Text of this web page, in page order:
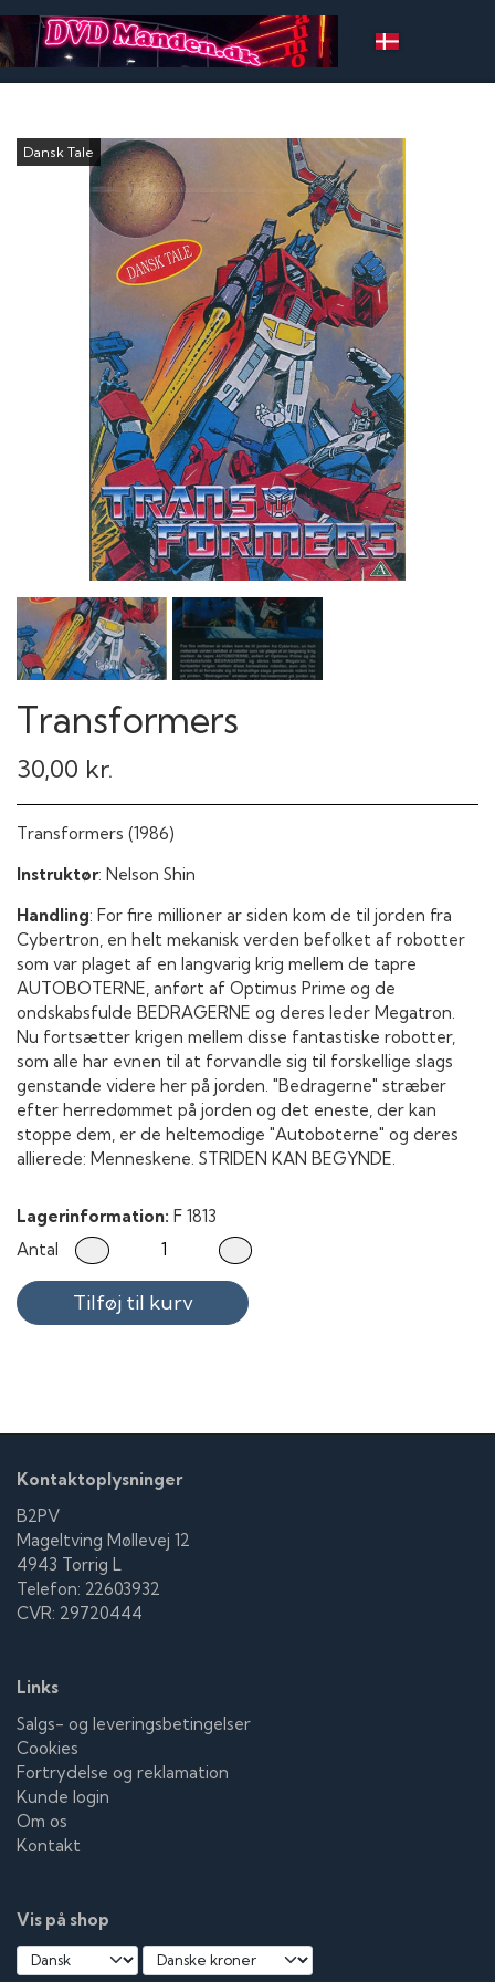
Dansk Tale
Transformers
30,00 kr.
Transformers (1986)
Instruktør: Nelson Shin
Handling: For fire millioner ar siden kom de til jorden fra
Cybertron, en helt mekanisk verden befolket af robotter
som var plaget af en langvarig krig mellem de tapre
AUTOBOTERNE, anført af Optimus Prime og de
ondskabsfulde BEDRAGERNE og deres leder Megatron.
Nu fortsætter krigen mellem disse fantastiske robotter,
som alle har evnen til at forvandle sig til forskellige slags
genstande videre her på jorden. "Bedragerne" stræber
efter herredømmet på jorden og det eneste, der kan
stoppe dem, er de heltemodige "Autoboterne" og deres
allierede: Menneskene. STRIDEN KAN BEGYNDE.
Lagerinformation: F 1813
Antal
Tilføj til kurv
Kontaktoplysninger
B2PV
Mageltving Møllevej 12
4943 Torrig L
Telefon: 22603932
CVR: 29720444
Links
Salgs- og leveringsbetingelser
Cookies
Fortrydelse og reklamation
Kunde login
Om os
Kontakt
Vis på shop